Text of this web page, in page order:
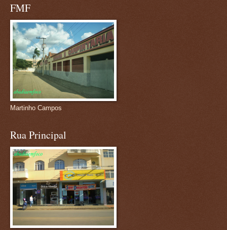
FMF
Martinho Campos
Rua Principal